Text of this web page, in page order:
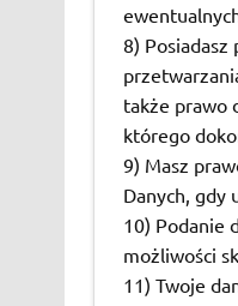
8)
także prawo
którego
9) Masz
Danych, gdy
10) Podanie
możliwości
11) Twoje